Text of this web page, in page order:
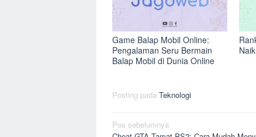
Game Balap Mobil Online:
Pengalaman Seru Bermain
Balap Mobil di Dunia Online
Posting pada Teknologi
Navigasi
Pos sebelumnya